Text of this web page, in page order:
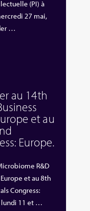
(PI) à
27 mai,
…
au 14th
et au
Europe.
R&D
et au 8th
Congress:
lundi 11 et …